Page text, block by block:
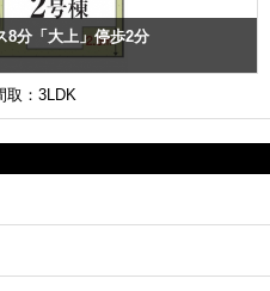
8分「大上」停歩2分
取：3LDK